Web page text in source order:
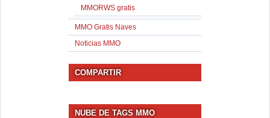
MMORWS gratis
MMO Gratis Naves
Noticias MMO
COMPARTIR
NUBE DE TAGS MMO